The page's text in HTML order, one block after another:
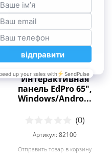
Интерактивная
панель EdPro 65",
Windows/Andro...
(0)
Артикул: 82100
Отправить товар в корзину